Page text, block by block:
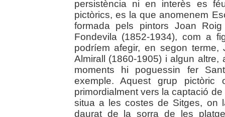
persistència ni en interès es
pictòrics, es la que anomenem
formada pels pintors Joan
Fondevila (1852-1934), com a
podríem afegir, en segon terme,
Almirall (1860-1905) i algun
moments hi poguessin fer
exemple. Aquest grup pictòric
primordialment vers la captació
situa a les costes de Sitges, on
daurat de la sorra de les